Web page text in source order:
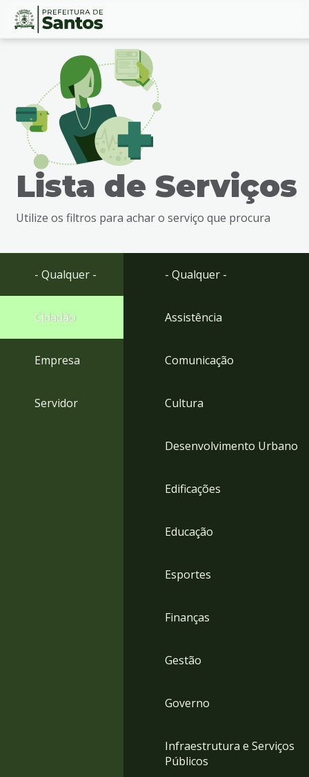
Ir
busca
Ir
rodapé
Conteúdo
Lista de Serviços
Utilize os filtros para achar o serviço que procura
- Qualquer -
Cidadão
Empresa
Servidor
- Qualquer -
Assistência
Comunicação
Cultura
Desenvolvimento Urbano
Edificações
Educação
Esportes
Finanças
Gestão
Governo
Infraestrutura e Serviços
Públicos